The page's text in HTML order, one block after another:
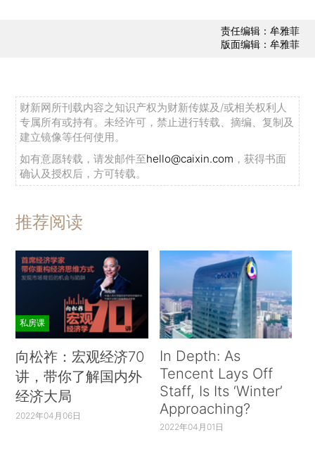
责任编辑：牟雅菲
版面编辑：牟雅菲
财新网所刊载内容之知识产权为财新传媒及/或相关权利人
专属所有或持有。未经许可，禁止进行转载、摘编、复制及
建立镜像等任何使用。
如有意愿转载，请发邮件至hello@caixin.com ，获得书面
确认及授权后，方可转载。
推荐阅读
私房课
向松祚：宏观经济70
讲，带你了解国内外
经济大局
2022年04月06日
In Depth: As
Tencent Lays Off
Staff, Is Its ‘Winter’
Approaching?
2022年04月01日